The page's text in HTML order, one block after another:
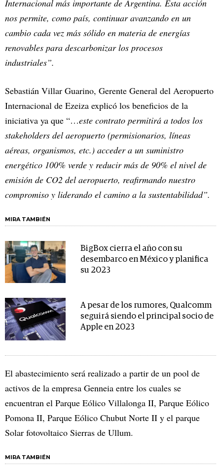
Internacional más importante de Argentina. Esta acción
nos permite, como país, continuar avanzando en un
cambio cada vez más sólido en materia de energías
renovables para descarbonizar los procesos
industriales”.
Sebastián Villar Guarino, Gerente General del Aeropuerto
Internacional de Ezeiza explicó los beneficios de la
iniciativa ya que “…este contrato permitirá a todos los
stakeholders del aeropuerto (permisionarios, líneas
aéreas, organismos, etc.) acceder a un suministro
energético 100% verde y reducir más de 90% el nivel de
emisión de CO2 del aeropuerto, reafirmando nuestro
compromiso y liderando el camino a la sustentabilidad”.
MIRA TAMBIÉN
BigBox cierra el año con su
desembarco en México y planifica
su 2023
A pesar de los rumores, Qualcomm
seguirá siendo el principal socio de
Apple en 2023
El abastecimiento será realizado a partir de un pool de
activos de la empresa Genneia entre los cuales se
encuentran el Parque Eólico Villalonga II, Parque Eólico
Pomona II, Parque Eólico Chubut Norte II y el parque
Solar fotovoltaico Sierras de Ullum.
MIRA TAMBIÉN